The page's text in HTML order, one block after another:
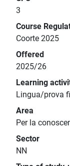
3
Course
Coorte 2025
Offered
2025/26
Learning
Lingua/prova
Area
Per la
Sector
NN